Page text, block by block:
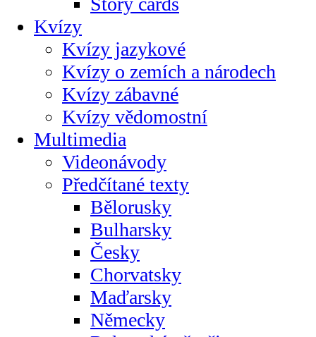
Kvízy
Kvízy jazykové
Kvízy o zemích a národech
Kvízy zábavné
Kvízy vědomostní
Multimedia
Videonávody
Předčítané texty
Bělorusky
Bulharsky
Česky
Chorvatsky
Maďarsky
Německy